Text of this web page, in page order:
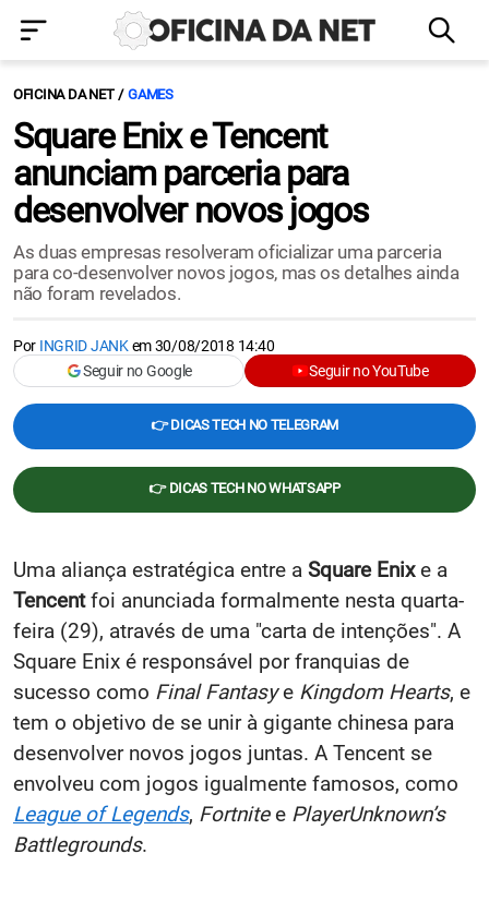
OFICINA DA NET GAMES
Square Enix e Tencent
anunciam parceria para
desenvolver novos jogos
As duas empresas resolveram oficializar uma parceria
para co-desenvolver novos jogos, mas os detalhes ainda
não foram revelados.
Por INGRID JANKem30/08/2018 14:40
Seguir no Google
Seguir no YouTube
👉 DICAS TECH NO TELEGRAM
👉 DICAS TECH NO WHATSAPP
Uma aliança estratégica entre a Square Enixe a
Tencentfoi anunciada formalmente nesta quarta-
feira (29), através de uma "carta de intenções". A
Square Enix é responsável por franquias de
sucesso como Final Fantasye Kingdom Hearts, e
tem o objetivo de se unir à gigante chinesa para
desenvolver novos jogos juntas. A Tencent se
envolveu com jogos igualmente famosos, como
League of Legends, Fortnitee PlayerUnknown’s
Battlegrounds.